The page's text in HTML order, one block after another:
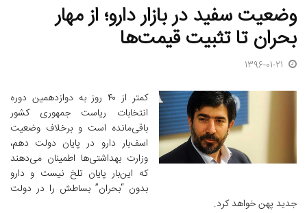
وضعیت سفید در بازار دارو؛ از مهار
بحران تا تثبیت قیمت‌ها
1396-01-21
کمتر از ۴۰ روز به دوازدهمین دوره
انتخابات ریاست جمهوری کشور
باقی‌مانده است و برخلاف وضعیت
اسف‌بار دارو در پایان دولت دهم،
وزارت بهداشتی‌ها اطمینان می‌دهند
که این‌بار پایان تلخ نیست و دارو
بدون “بحران” بساطش را در دولت
جدید پهن خواهد کرد.